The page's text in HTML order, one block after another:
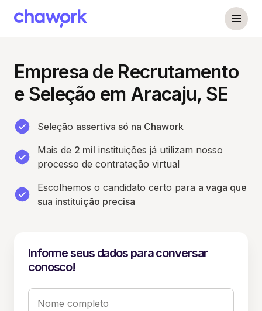
Empresa de Recrutamento
e Seleção em Aracaju, SE
Seleção assertiva só na Chawork
Mais de 2 mil instituições já utilizam nosso
processo de contratação virtual
Escolhemos o candidato certo para a vaga que
sua instituição precisa
Informe seus dados para conversar
conosco!
Nome completo